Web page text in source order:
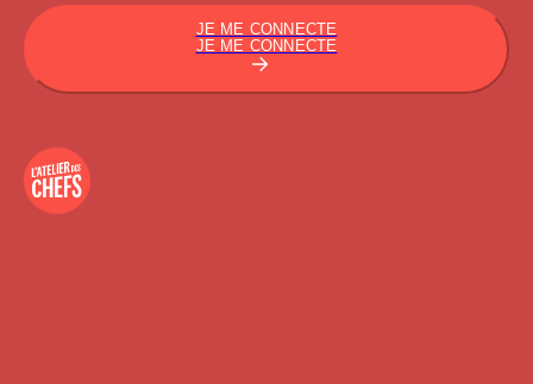
JE ME CONNECTE
JE ME CONNECTE